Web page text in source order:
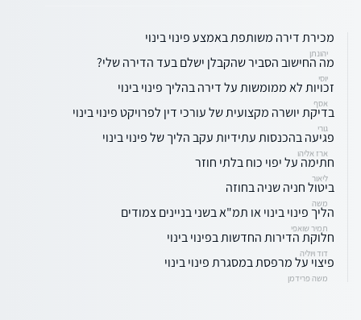
מכירת דירה משותפת באמצע פינוי בינוי
יהונתן
מה החישוב הסביר שהקבלן ישלם בעד הדירה שלי?
יוסי
זכויות לא ממומשות על דירה בהליך פינוי בינוי
אסף
בדיקת יושרה מקצועית של עורכי דין לפרויקט פינוי בינוי
גורי
פגיעה בהכנסות עתידיות עקב הליך של פינוי בינוי
ארז אליהו
חתימה על יפוי כוח בלתי חוזר
ליאור
ביטול חניה שניה בחוזה
משה
הליך פינוי בינוי או תמ"א בשני בניינים צמודים
תמיר שואפי
חלוקת הדירות החדשות בפינוי בינוי
דוד ויוליה
פיצוי על מרפסת במסגרת פינוי בינוי
משה פרידמן